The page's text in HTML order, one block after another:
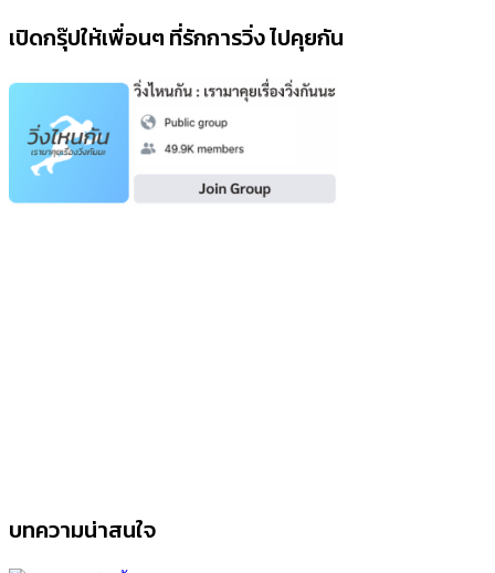
เปิดกรุ๊ปให้เพื่อนๆ ที่รักการวิ่ง ไปคุยกัน
บทความน่าสนใจ